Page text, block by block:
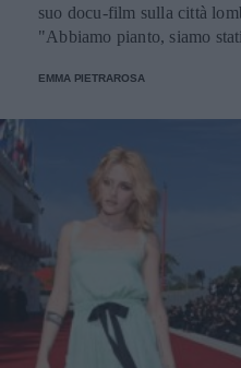
suo docu-film sulla città
"Abbiamo pianto, siamo
EMMA PIETRAROSA